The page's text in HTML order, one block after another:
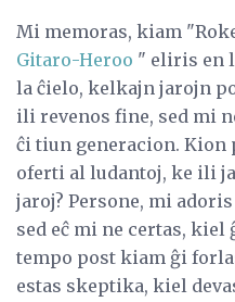
Mi memoras, kiam
Gitaro-Heroo " eliris en
la ĉielo, kelkajn jarojn
ili revenos fine, sed mi
ĉi tiun generacion. Kion
oferti al ludantoj, ke ili
jaroj? Persone, mi
sed eĉ mi ne certas,
tempo post kiam ĝi
estas skeptika, kiel